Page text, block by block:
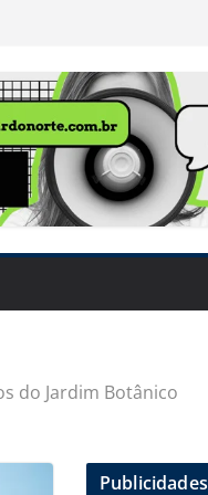
do Jardim Botânico
Publicidades